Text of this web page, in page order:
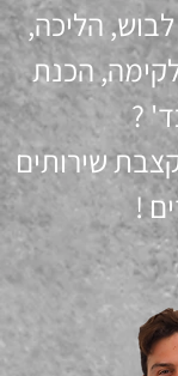
הליכה,
הכנת
?
שירותים
!